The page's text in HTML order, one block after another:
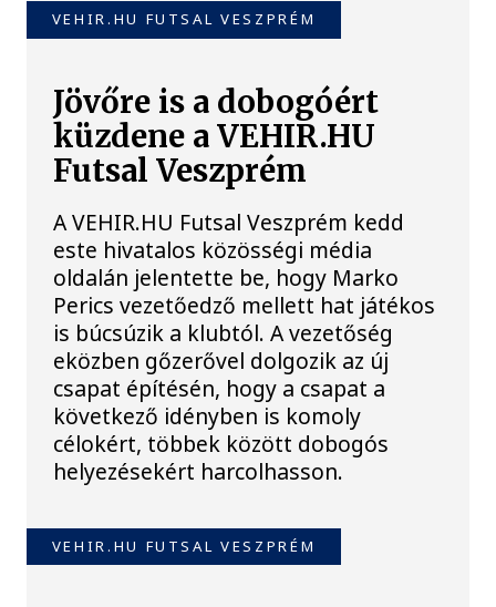
VEHIR.HU FUTSAL VESZPRÉM
Jövőre is a dobogóért
küzdene a VEHIR.HU
Futsal Veszprém
A VEHIR.HU Futsal Veszprém kedd
este hivatalos közösségi média
oldalán jelentette be, hogy Marko
Perics vezetőedző mellett hat játékos
is búcsúzik a klubtól. A vezetőség
eközben gőzerővel dolgozik az új
csapat építésén, hogy a csapat a
következő idényben is komoly
célokért, többek között dobogós
helyezésekért harcolhasson.
VEHIR.HU FUTSAL VESZPRÉM